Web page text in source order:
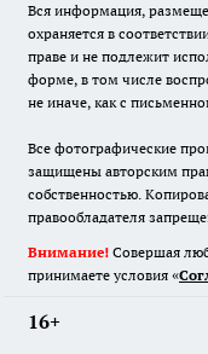
Вся информация,
охраняется в
праве и не подлежит
форме, в том числе
не иначе, как с
Все фотографические
защищены авторским
собственностью.
правообладателя
Внимание! Совершая
принимаете условия «
16+